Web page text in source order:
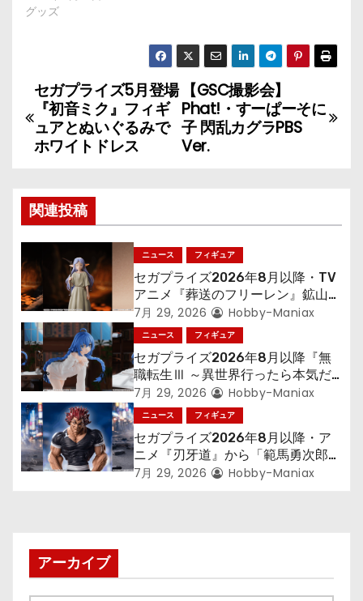
グッズ
投
稿
ビ
ゲ
ー
シ
ョ
ン
【GSC撮影会】
Phat!・すーぱーそに
子 閃乱カグラPBS
Ver.
セガプライズ5月登場
『初音ミク』フィギ
ュアとぬいぐるみで
ホワイトドレス
関連投稿
ニュース フィギュア
セガプライズ2026年8月以降・TV
アニメ『葬送のフリーレン』鉱山で
300年働くことになっっちゃった
「フリーレン」を立体化！
7月 29, 2026 Hobby-Maniax
ニュース フィギュア
セガプライズ2026年8月以降『無
職転生Ⅲ ～異世界行ったら本気だ
す～』から「ロキシー」のフィギュ
アが登場！
7月 29, 2026 Hobby-Maniax
ニュース フィギュア
セガプライズ2026年8月以降・ア
ニメ『刃牙道』から「範馬勇次郎」
が登場ッッ!!
7月 29, 2026 Hobby-Maniax
アーカイブ